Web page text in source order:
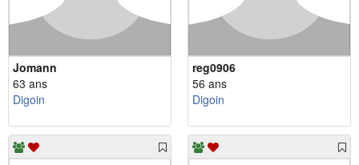
Jomann
63 ans
Digoin
reg0906
56 ans
Digoin